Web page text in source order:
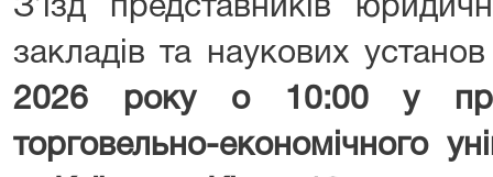
З’їзд представників
закладів та наукових
2026 року о 10:00 у
торговельно-економічного